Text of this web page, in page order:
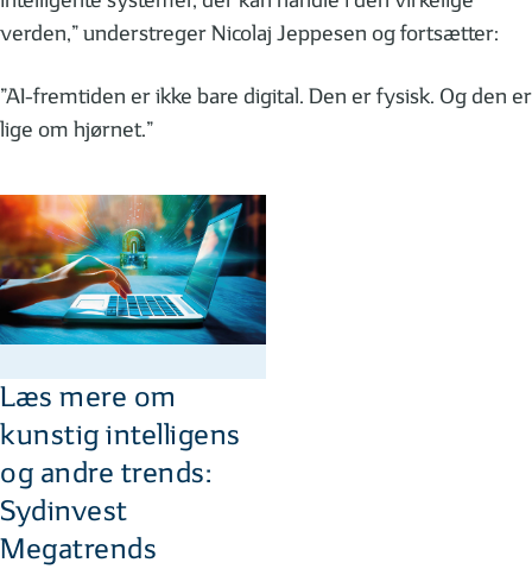
verden,” understreger Nicolaj Jeppesen og fortsætter:
”AI-fremtiden er ikke bare digital. Den er fysisk. Og den er
lige om hjørnet.”
Læs mere om
kunstig intelligens
og andre trends:
Sydinvest
Megatrends